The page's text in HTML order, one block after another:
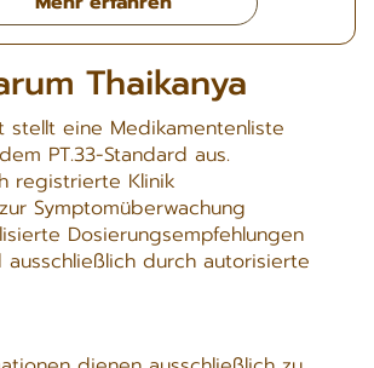
THC 20-25% CBD -
Energiegeladen
Mehr erfahren
Thaikanya
stellt eine Medikamentenliste
PT.33-Standard aus.
registrierte Klinik
Symptomüberwachung
ausschließlich durch autorisierte